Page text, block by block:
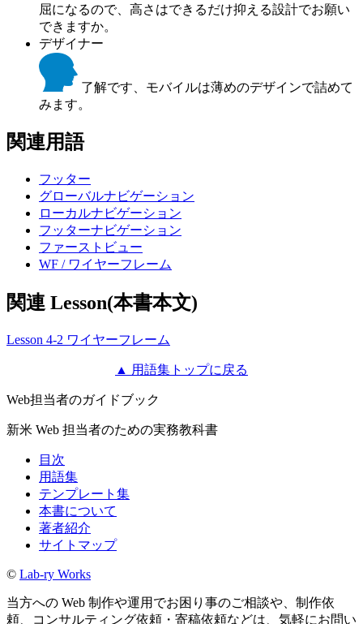
屈になるので、高さはできるだけ抑える設計でお願い
できますか。
デザイナー
了解です、モバイルは薄めのデザインで詰めて
みます。
関連用語
フッター
グローバルナビゲーション
ローカルナビゲーション
フッターナビゲーション
ファーストビュー
WF / ワイヤーフレーム
関連 Lesson(本書本文)
Lesson 4-2 ワイヤーフレーム
▲ 用語集トップに戻る
Web担当者のガイドブック
新米 Web 担当者のための実務教科書
目次
用語集
テンプレート集
本書について
著者紹介
サイトマップ
© Lab-ry Works
当方への Web 制作や運用でお困り事のご相談や、制作依
頼、コンサルティング依頼・寄稿依頼などは、気軽にお問い